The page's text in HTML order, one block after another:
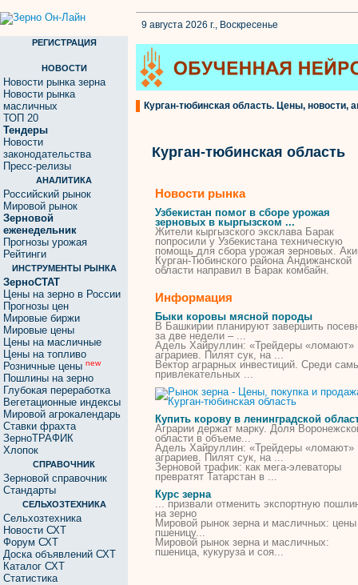
9 августа 2026 г., Воскресенье
РЕГИСТРАЦИЯ
НОВОСТИ
Новости рынка зерна
Новости рынка
масличных
ТОП 20
Тендеры
Новости
законодательства
Пресс-релизы
АНАЛИТИКА
Российский рынок
Мировой рынок
Зерновой
еженедельник
Прогнозы урожая
Рейтинги
ИНСТРУМЕНТЫ РЫНКА
ЗерноСТАТ
Цены на зерно в России
Прогнозы цен
Мировые биржи
Мировые цены
Цены на масличные
Цены на топливо
Розничные цены new
Пошлины на зерно
Глубокая переработка
Вегетационные индексы
Мировой агрокалендарь
Ставки фрахта
ЗерноТРАФИК
Хлопок
СПРАВОЧНИК
Зерновой справочник
Стандарты
СЕЛЬХОЗТЕХНИКА
Сельхозтехника
Новости СХТ
Форум СХТ
Доска объявлений СХТ
Каталог СХТ
Статистика
Курган-тюбинская область. Цены, новости,
Курган-тюбинская область
Новости рынка
Узбекистан помог в сборе урожая
зерновых в кыргызском ...
Жители кыргызского эксклава Барак
попросили у Узбекистана техническую
помощь для сбора урожая зерновых.
Курган-Тюбинского района Андижанской
области направил в Барак комбайн.
Информация
Быки коровы мясной породы
В Башкирии планируют завершить
за две недели – ...
Адель Хайруллин: «Трейдеры «ломают»
аграриев. Пилят сук, на ...
Вектор аграрных инвестиций. Среди
привлекательных ...
Купить корову в ленинградской
Аграрии держат марку. Доля
области вобъеме...
Адель Хайруллин: «Трейдеры «ломают»
аграриев. Пилят сук, на ...
Зерновой трафик: как мега-элеваторы
превратят Татарстан в ...
Курс зерна
... призвали отменить экспортную
на зерно
Мировой рынок зерна и масличных: цены
пшеницу...
Мировой рынок зерна и масличных:
пшеница, кукуруза и соя...